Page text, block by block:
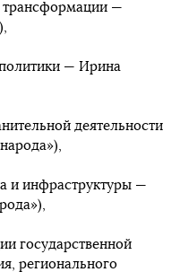
трансформации —
— Ирина
деятельности
и инфраструктуры —
государственной
регионального